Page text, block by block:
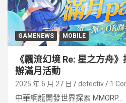
GAMENEWS MOBILE
《飄流幻境 Re: 星之方舟
辦滿月活動
2025 年 6 月 27 日 detectiv 1
中華網龍開發世界探索 MMORP...